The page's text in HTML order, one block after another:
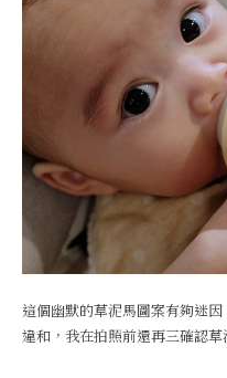
這個幽默的草泥馬圖案有夠迷
違和，我在拍照前還再三確認